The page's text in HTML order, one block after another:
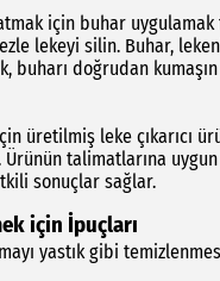
için buhar
lekeyi silin. Buhar,
buharı doğrudan
üretilmiş leke çıkarıcı
talimatlarına
sonuçlar sağlar.
için İpuçları
yastık gibi